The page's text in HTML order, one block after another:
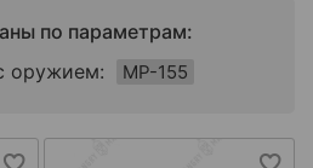
по параметрам:
оружием:
МР-155